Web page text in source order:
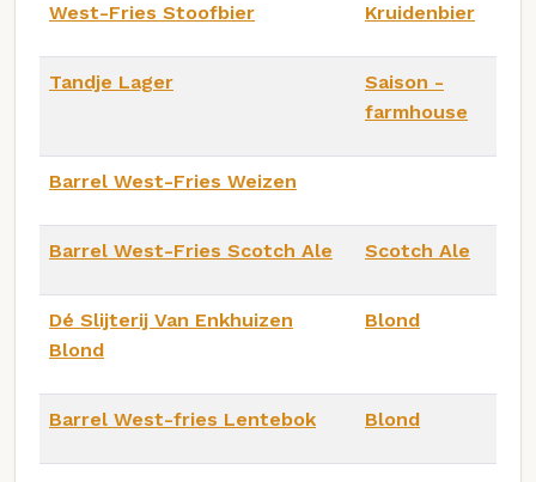
West-Fries Stoofbier Kruidenbier
Tandje Lager
Saison -
farmhouse
Barrel West-Fries Weizen
Barrel West-Fries Scotch Ale Scotch Ale
Dé Slijterij Van Enkhuizen
Blond
Blond
Barrel West-fries Lentebok Blond